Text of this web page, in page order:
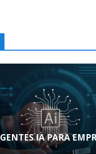
IA PARA